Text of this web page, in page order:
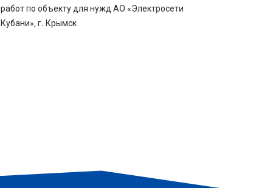
работ по объекту для нужд АО «Электросети
Кубани», г. Крымск